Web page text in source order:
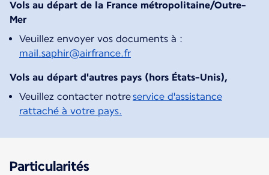
Vols au départ de la France métropolitaine/Outre-
Mer
Veuillez envoyer vos documents à :
mail.saphir@airfrance.fr
Vols au départ d'autres pays (hors États-Unis),
Veuillez contacter notreservice d'assistance
rattaché à votre pays.
Particularités